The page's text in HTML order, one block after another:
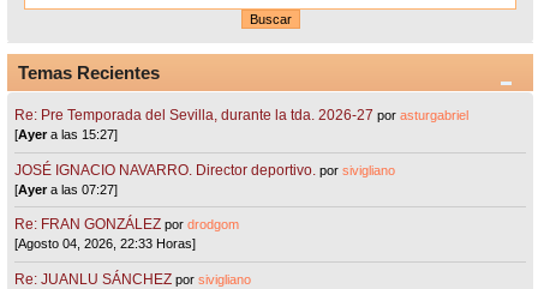
Temas Recientes
Re: Pre Temporada del Sevilla, durante la tda. 2026-27 porasturgabriel
[Ayera las 15:27]
JOSÉ IGNACIO NAVARRO. Director deportivo. porsivigliano
[Ayera las 07:27]
Re: FRAN GONZÁLEZ pordrodgom
[Agosto 04, 2026, 22:33 Horas]
Re: JUANLU SÁNCHEZ porsivigliano